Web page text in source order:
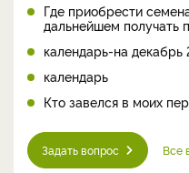
Где приобрести
дальнейшем получать
календарь-на декабрь
календарь
Кто завелся в моих
Задать вопрос Все